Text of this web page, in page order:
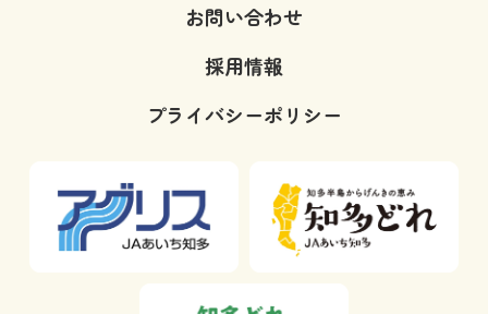
お問い合わせ
採用情報
プライバシーポリシー